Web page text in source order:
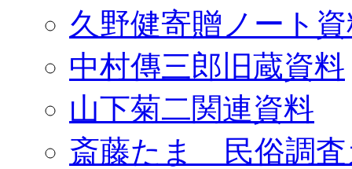
久野健寄贈ノート
中村傳三郎旧蔵資料
山下菊二関連資料
斎藤たま 民俗調査